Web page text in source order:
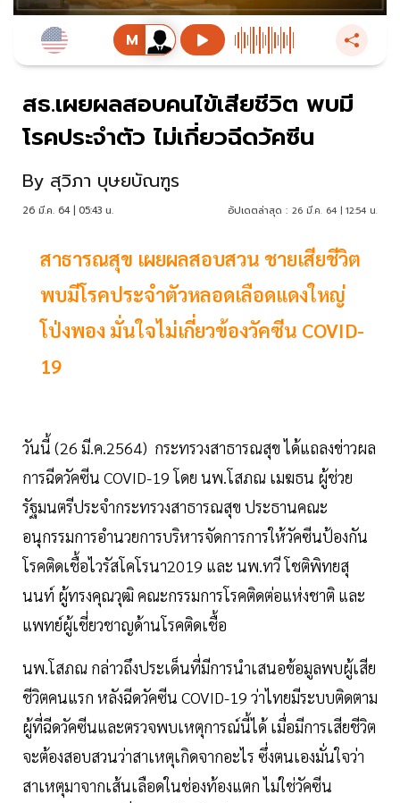
สธ.เผยผลสอบคนไข้เสียชีวิต พบมี
โรคประจำตัว ไม่เกี่ยวฉีดวัคซีน
By สุวิภา บุษยบัณฑูร
26 มี.ค. 64 | 05:43 น. อัปเดตล่าสุด : 26 มี.ค. 64 | 12:54 น.
สาธารณสุข เผยผลสอบสวน ชายเสียชีวิต
พบมีโรคประจำตัวหลอดเลือดแดงใหญ่
โป่งพอง มั่นใจไม่เกี่ยวข้องวัคซีน COVID-
19
วันนี้ (26 มี.ค.2564) กระทรวงสาธารณสุข ได้แถลงข่าวผล
การฉีดวัคซีน COVID-19 โดย นพ.โสภณ เมฆธน ผู้ช่วย
รัฐมนตรีประจำกระทรวงสาธารณสุข ประธานคณะ
อนุกรรมการอำนวยการบริหารจัดการการให้วัคซีนป้องกัน
โรคติดเชื้อไวรัสโคโรนา2019 และ นพ.ทวี โชติพิทยสุ
นนท์ ผู้ทรงคุณวุฒิ คณะกรรมการโรคติดต่อแห่งชาติ และ
แพทย์ผู้เชี่ยวชาญด้านโรคติดเชื้อ
นพ.โสภณ กล่าวถึงประเด็นที่มีการนำเสนอข้อมูลพบผู้เสีย
ชีวิตคนแรก หลังฉีดวัคซีน COVID-19 ว่าไทยมีระบบติดตาม
ผู้ที่ฉีดวัคซีนและตรวจพบเหตุการณ์นี้ได้ เมื่อมีการเสียชีวิต
จะต้องสอบสวนว่าสาเหตุเกิดจากอะไร ซึ่งตนเองมั่นใจว่า
สาเหตุมาจากเส้นเลือดในช่องท้องแตก ไม่ใช่วัคซีน